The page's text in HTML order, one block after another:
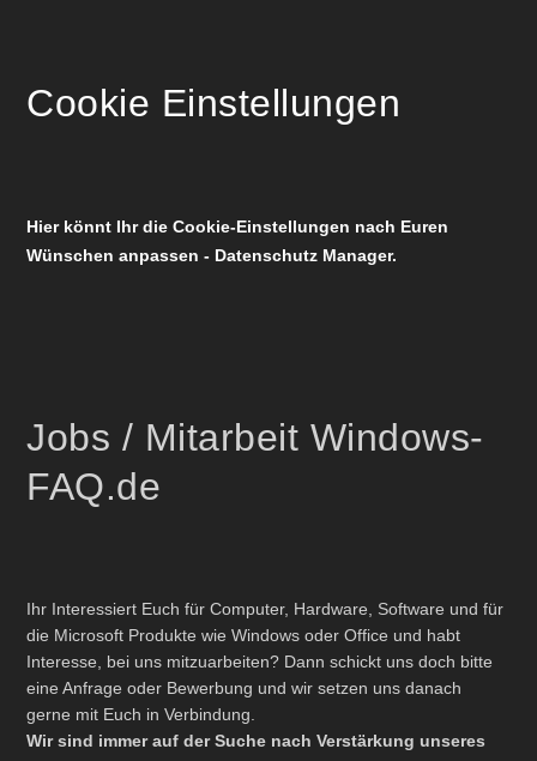
Cookie Einstellungen
Hier könnt Ihr die Cookie-Einstellungen nach Euren
Wünschen anpassen - Datenschutz Manager.
Jobs / Mitarbeit Windows-
FAQ.de
Ihr Interessiert Euch für Computer, Hardware, Software und für
die Microsoft Produkte wie Windows oder Office und habt
Interesse, bei uns mitzuarbeiten? Dann schickt uns doch bitte
eine Anfrage oder Bewerbung und wir setzen uns danach
gerne mit Euch in Verbindung.
Wir sind immer auf der Suche nach Verstärkung unseres